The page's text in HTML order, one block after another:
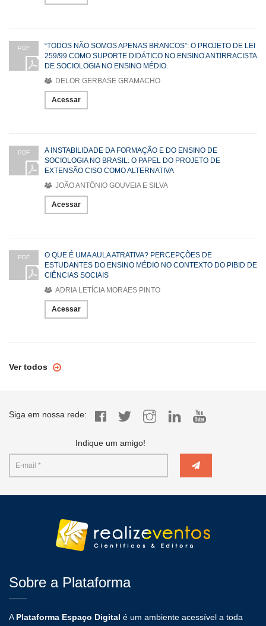
PDF
“TODOS NÃO SOMOS APENAS BRANCOS”: O PROJETO DE LEI
259/99 COMO SUPORTE DIDÁTICO NO ENSINO ANTIRRACISTA
DE SOCIOLOGIA NO ENSINO MÉDIO.
DELOR GERBASE GRAMACHO
Acessar
PDF
A INSTABILIDADE DA FORMAÇÃO E DO ENSINO DE
SOCIOLOGIA NO BRASIL: O PAPEL DO PROJETO DE
EXTENSÃO CISO COMO ALTERNATIVA
JOÃO ANTÔNIO GOUVEIA E SILVA
Acessar
PDF
O QUE É UMA AULA ATRATIVA? PERCEPÇÕES DE
ESTUDANTES DO ENSINO MÉDIO NO CONTEXTO DO PIBID DE
CIÊNCIAS SOCIAIS
ADRIA LETÍCIA MORAES PINTO
Acessar
Ver todos
Siga em nossa rede:
Indique um amigo!
Sobre a Plataforma
A Plataforma Espaço Digital é um ambiente acessível a toda